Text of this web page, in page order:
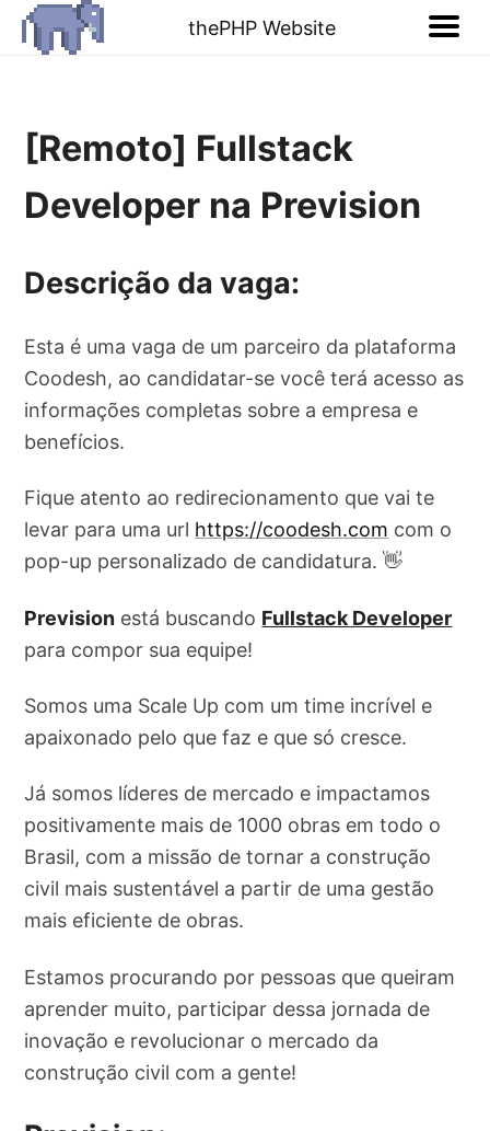
thePHP Website
[Remoto] Fullstack
Developer na Prevision
Descrição da vaga:
Esta é uma vaga de um parceiro da plataforma
Coodesh, ao candidatar-se você terá acesso as
informações completas sobre a empresa e
benefícios.
Fique atento ao redirecionamento que vai te
levar para uma url https://coodesh.com com o
pop-up personalizado de candidatura. 👋
Prevision está buscando Fullstack Developer
para compor sua equipe!
Somos uma Scale Up com um time incrível e
apaixonado pelo que faz e que só cresce.
Já somos líderes de mercado e impactamos
positivamente mais de 1000 obras em todo o
Brasil, com a missão de tornar a construção
civil mais sustentável a partir de uma gestão
mais eficiente de obras.
Estamos procurando por pessoas que queiram
aprender muito, participar dessa jornada de
inovação e revolucionar o mercado da
construção civil com a gente!